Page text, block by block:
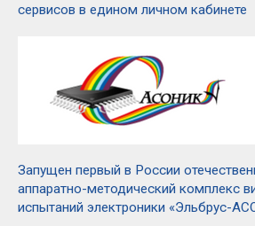
сервисов в едином личном кабинете
Запущен первый в России
аппаратно-методический комплекс
испытаний электроники «Эльбрус-